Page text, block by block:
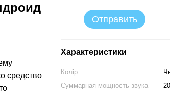
средство
Отправить
Характеристики
Колір
Суммарная мощность звука